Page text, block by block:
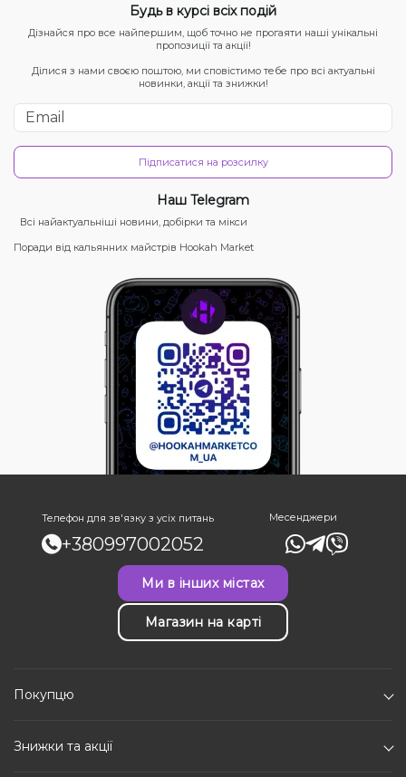
Будь в курсі всіх подій
Дізнайся про все найпершим, щоб точно не прогаяти наші унікальні
пропозиції та акції!
Ділися з нами своєю поштою, ми сповістимо тебе про всі актуальні
новинки, акції та знижки!
Підписатися на розсилку
Наш Telegram
Всі найактуальніші новини, добірки та мікси
Поради від кальянних майстрів Hookah Market
Телефон для зв'язку з усіх питань
+380997002052
Месенджери
Ми в інших містах
Магазин на карті
Покупцю
Знижки та акції